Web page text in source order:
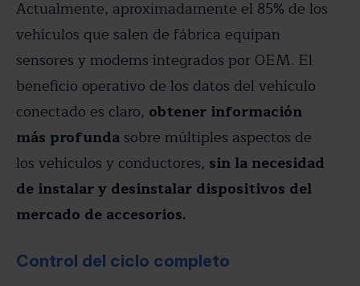
Actualmente, aproximadamente el 85% de los
vehículos que salen de fábrica equipan
sensores y modems integrados por OEM. El
beneficio operativo de los datos del vehículo
conectado es claro, obtener información
más profunda sobre múltiples aspectos de
los vehículos y conductores, sin la necesidad
de instalar y desinstalar dispositivos del
mercado de accesorios.
Control del ciclo completo